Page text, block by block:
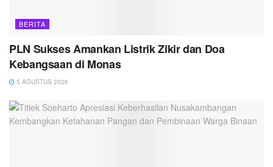
BERITA
PLN Sukses Amankan Listrik Zikir dan Doa
Kebangsaan di Monas
5 AGUSTUS 2026